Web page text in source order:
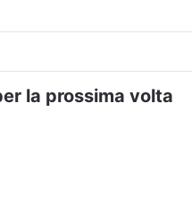
la prossima volta